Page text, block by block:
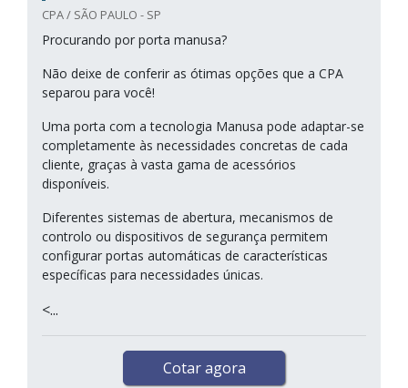
CPA / SÃO PAULO - SP
Procurando por porta manusa?
Não deixe de conferir as ótimas opções que a CPA
separou para você!
Uma porta com a tecnologia Manusa pode adaptar-se
completamente às necessidades concretas de cada
cliente, graças à vasta gama de acessórios
disponíveis.
Diferentes sistemas de abertura, mecanismos de
controlo ou dispositivos de segurança permitem
configurar portas automáticas de características
específicas para necessidades únicas.
<...
Cotar agora